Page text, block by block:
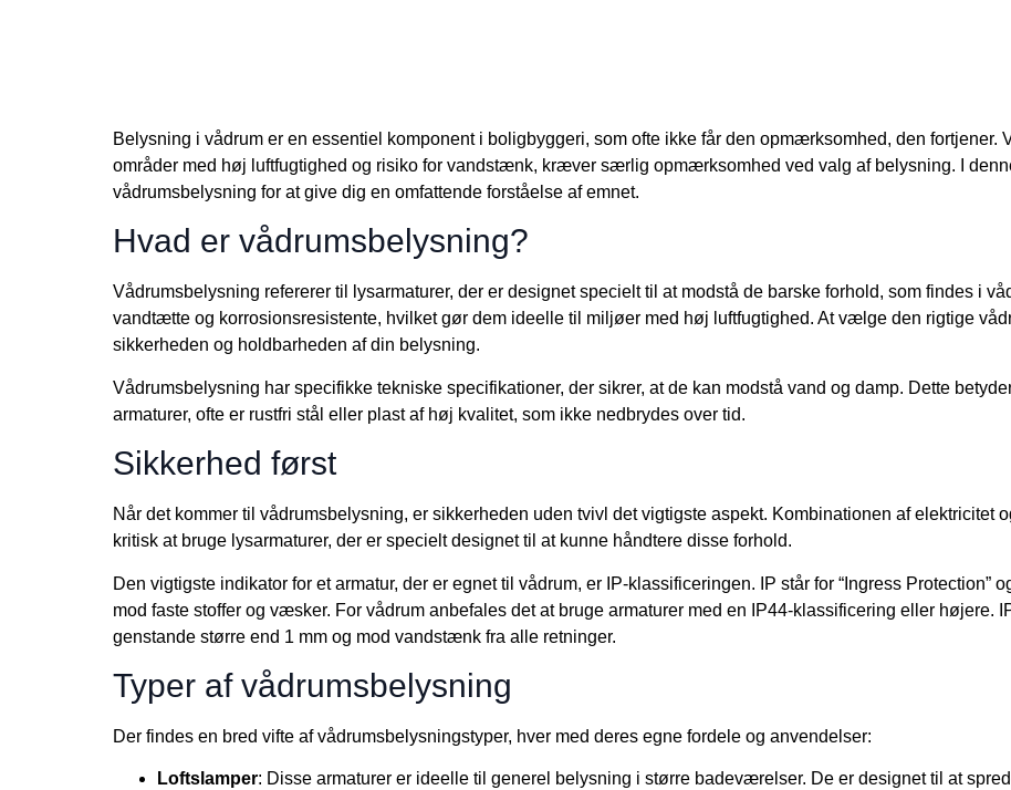
Belysning i vådrum er en essentiel komponent i boligbyggeri, som ofte ikke får den opmærksomhed, den
områder med høj luftfugtighed og risiko for vandstænk, kræver særlig opmærksomhed ved valg af belysning. I
vådrumsbelysning for at give dig en omfattende forståelse af emnet.
Hvad er vådrumsbelysning?
Vådrumsbelysning refererer til lysarmaturer, der er designet specielt til at modstå de barske forhold, som findes i
vandtætte og korrosionsresistente, hvilket gør dem ideelle til miljøer med høj luftfugtighed. At vælge den rigtige
sikkerheden og holdbarheden af din belysning.
Vådrumsbelysning har specifikke tekniske specifikationer, der sikrer, at de kan modstå vand og damp. Dette
armaturer, ofte er rustfri stål eller plast af høj kvalitet, som ikke nedbrydes over tid.
Sikkerhed først
Når det kommer til vådrumsbelysning, er sikkerheden uden tvivl det vigtigste aspekt. Kombinationen af elektricitet
kritisk at bruge lysarmaturer, der er specielt designet til at kunne håndtere disse forhold.
Den vigtigste indikator for et armatur, der er egnet til vådrum, er IP-klassificeringen. IP står for “Ingress Protection”
mod faste stoffer og væsker. For vådrum anbefales det at bruge armaturer med en IP44-klassificering eller højere.
genstande større end 1 mm og mod vandstænk fra alle retninger.
Typer af vådrumsbelysning
Der findes en bred vifte af vådrumsbelysningstyper, hver med deres egne fordele og anvendelser:
Loftslamper: Disse armaturer er ideelle til generel belysning i større badeværelser. De er designet til at